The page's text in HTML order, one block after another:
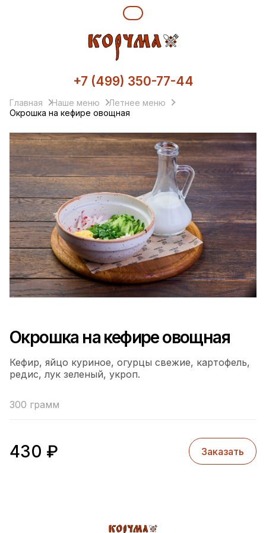
+7 (499) 350-77-44
Главная Наше меню
Летнее меню
Окрошка на кефире овощная
Окрошка на кефире овощная
Кефир, яйцо куриное, огурцы свежие, картофель,
редис, лук зеленый, укроп.
300 грамм
430 ₽ Заказать